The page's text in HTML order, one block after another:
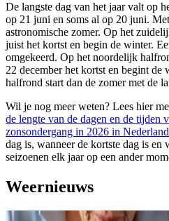
De langste dag van het jaar valt op
op 21 juni en soms al op 20 juni.
astronomische zomer. Op het
juist het kortst en begin de winter.
omgekeerd. Op het noordelijk
22 december het kortst en begint
halfrond start dan de zomer met de
Wil je nog meer weten? Lees hier
de lengte van de dagen en de tijden
zonsondergang in 2026 in Nederland
dag is, wanneer de kortste dag is en
seizoenen elk jaar op een ander
Weernieuws